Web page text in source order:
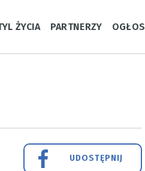
ŻYCIA PARTNERZY
UDOSTĘPNIJ